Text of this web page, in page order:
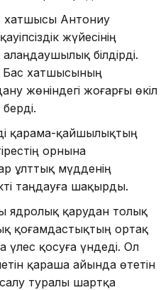
хатшысы Антониу
жүйесінің
білдірді.
Бас хатшысының
жөніндегі жоғарғы өкіл
қарама-қайшылықтың
орнына
ұлттық мүдденің
таңдауға шақырды.
ядролық қарудан толық
қоғамдастықтың ортақ
үлес қосуға үндеді. Ол
қараша айында өтетін
туралы шартқа